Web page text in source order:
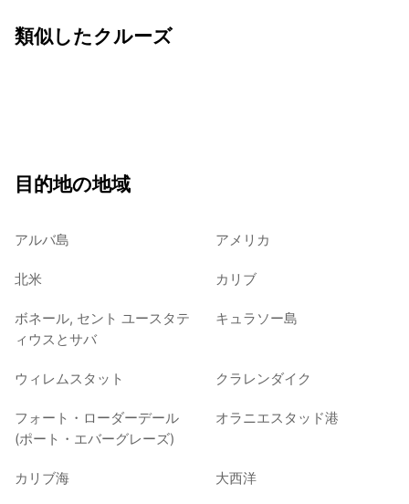
類似したクルーズ
目的地の地域
アルバ島 アメリカ
北米 カリブ
ボネール, セント ユースタテ
ィウスとサバ
キュラソー島
ウィレムスタット クラレンダイク
フォート・ローダーデール
(ポート・エバーグレーズ)
オラニエスタッド港
カリブ海 大西洋